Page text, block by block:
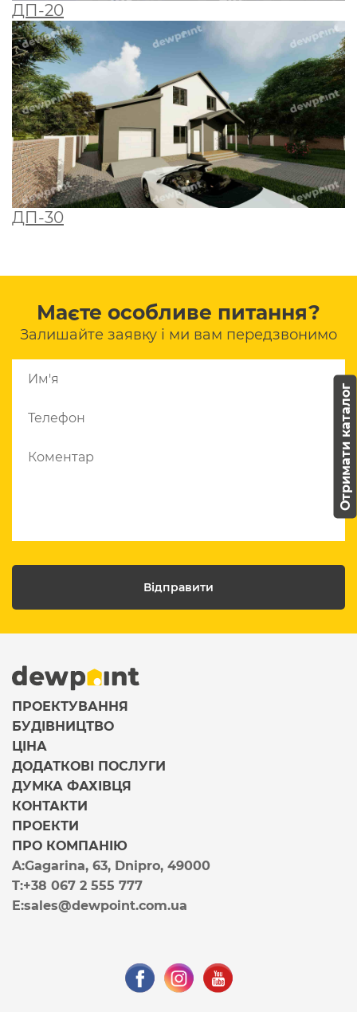
ДП-20
ДП-30
Маєте особливе питання?
Залишайте заявку і ми вам передзвонимо
Відправити
ПРОЕКТУВАННЯ
БУДІВНИЦТВО
ЦІНА
ДОДАТКОВІ ПОСЛУГИ
ДУМКА ФАХІВЦЯ
КОНТАКТИ
ПРОЕКТИ
ПРО КОМПАНІЮ
A:Gagarina, 63, Dnipro, 49000
T:+38 067 2 555 777
E:sales@dewpoint.com.ua
Отримати каталог